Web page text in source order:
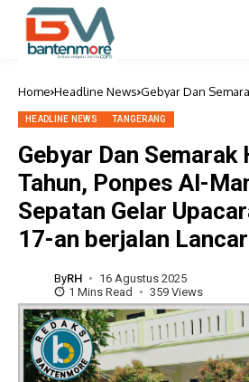
Home Headline News Gebyar Dan
Upacara Bendera
Meriah
HEADLINE NEWS TANGERANG
Gebyar Dan Semarak
Tahun, Ponpes Al-
Sepatan Gelar
17-an berjalan
ByRH
16 Agustus 2025
1 Mins Read
359 Views